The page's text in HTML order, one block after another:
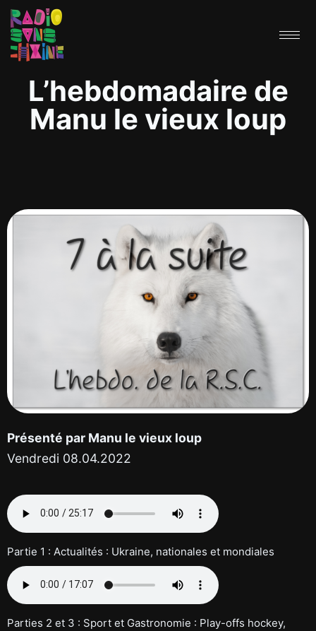
L’hebdomadaire de
Manu le vieux loup
Présenté par Manu le vieux loup
Vendredi 08.04.2022
Partie 1 : Actualités : Ukraine, nationales et mondiales
Parties 2 et 3 : Sport et Gastronomie : Play-offs hockey,